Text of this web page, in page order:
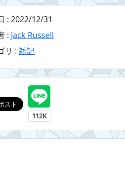
: 2022/12/31
: Jack Russell
リ : 雑記